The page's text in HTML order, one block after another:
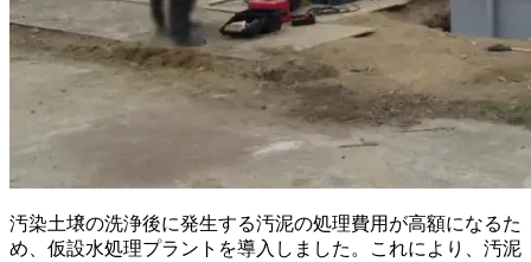
汚染土壌の洗浄後に発生する汚泥の処理費用が高額になるた
め、仮設水処理プラントを導入しました。これにより、汚泥